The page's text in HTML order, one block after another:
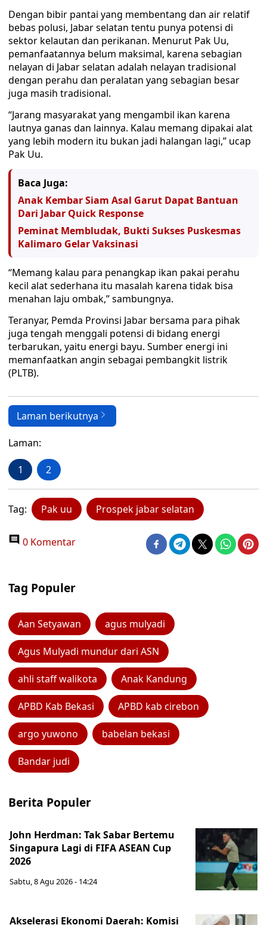
Dengan bibir pantai yang membentang dan air relatif
bebas polusi, Jabar selatan tentu punya potensi di
sektor kelautan dan perikanan. Menurut Pak Uu,
pemanfaatannya belum maksimal, karena sebagian
nelayan di Jabar selatan adalah nelayan tradisional
dengan perahu dan peralatan yang sebagian besar
juga masih tradisional.
“Jarang masyarakat yang mengambil ikan karena
lautnya ganas dan lainnya. Kalau memang dipakai alat
yang lebih modern itu bukan jadi halangan lagi,” ucap
Pak Uu.
Baca Juga:
Anak Kembar Siam Asal Garut Dapat Bantuan
Dari Jabar Quick Response
Peminat Membludak, Bukti Sukses Puskesmas
Kalimaro Gelar Vaksinasi
“Memang kalau para penangkap ikan pakai perahu
kecil alat sederhana itu masalah karena tidak bisa
menahan laju ombak,” sambungnya.
Teranyar, Pemda Provinsi Jabar bersama para pihak
juga tengah menggali potensi di bidang energi
terbarukan, yaitu energi bayu. Sumber energi ini
memanfaatkan angin sebagai pembangkit listrik
(PLTB).
Laman berikutnya
Laman:
1 2
Tag: Pak uu Prospek jabar selatan
0 Komentar
Tag Populer
Aan Setyawan agus mulyadi
Agus Mulyadi mundur dari ASN
ahli staff walikota Anak Kandung
APBD Kab Bekasi APBD kab cirebon
argo yuwono babelan bekasi
Bandar judi
Berita Populer
John Herdman: Tak Sabar Bertemu
Singapura Lagi di FIFA ASEAN Cup
2026
Sabtu, 8 Agu 2026 - 14:24
Akselerasi Ekonomi Daerah: Komisi